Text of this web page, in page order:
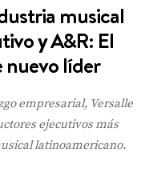
musical
y A&R: El
líder
empresarial, Versalle
ejecutivos más
latinoamericano.